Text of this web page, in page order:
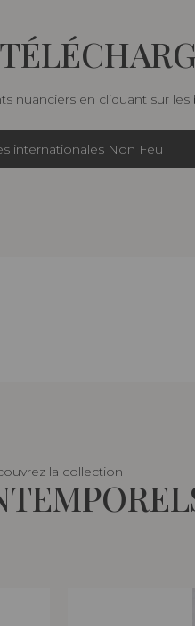
nuanciers en cliquant sur
internationales Non Feu
la collection